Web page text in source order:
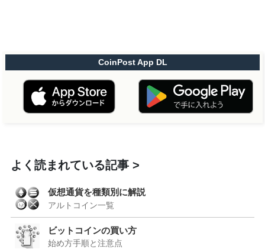
CoinPost App DL
よく読まれている記事
仮想通貨を種類別に解説
アルトコイン一覧
ビットコインの買い方
始め方手順と注意点